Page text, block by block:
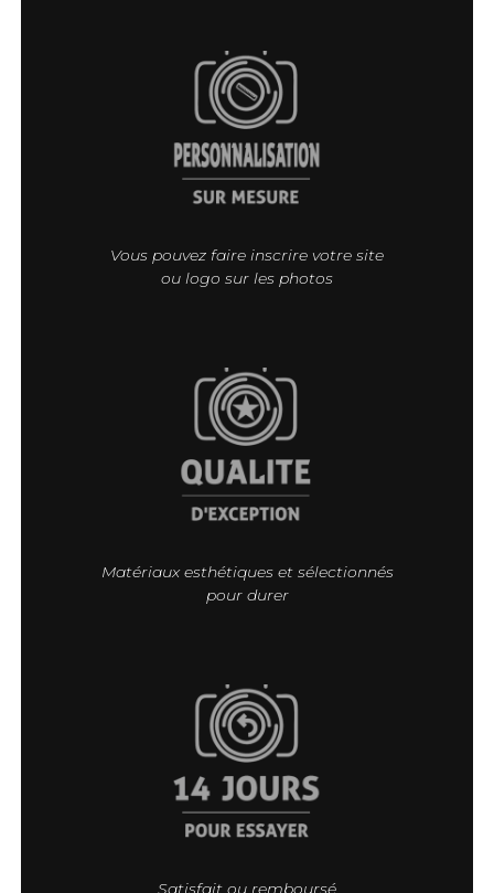
Vous pouvez faire inscrire votre site
ou logo sur les photos
Matériaux esthétiques et sélectionnés
pour durer
Satisfait ou remboursé